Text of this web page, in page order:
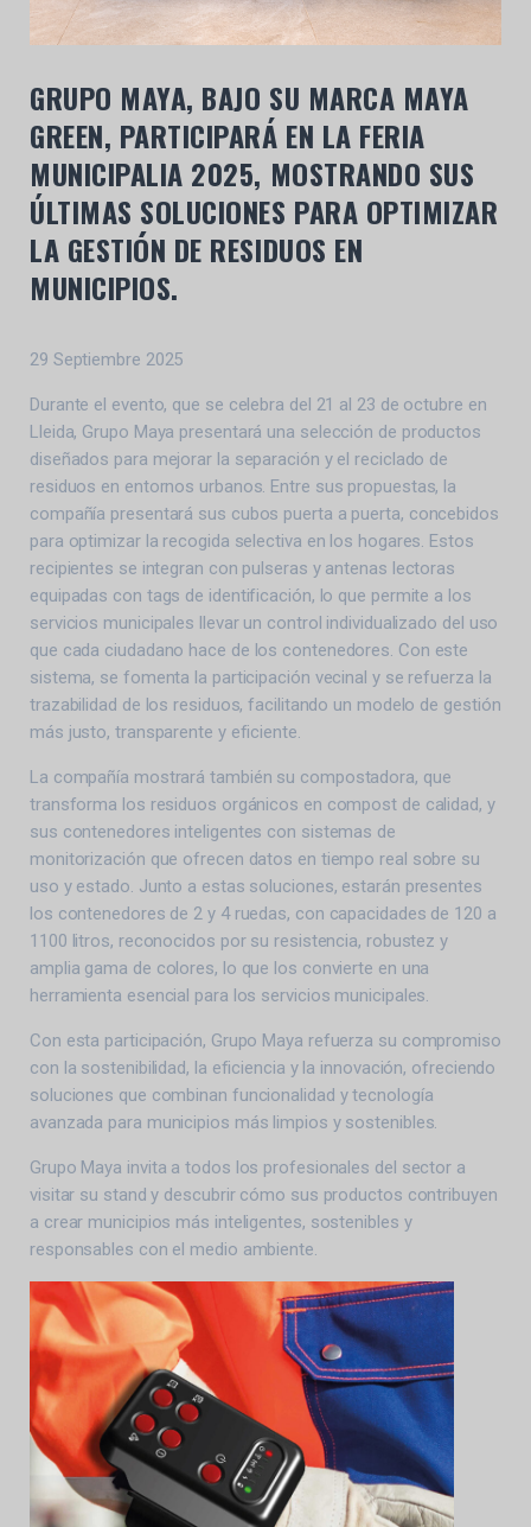
GRUPO MAYA, BAJO SU MARCA MAYA
GREEN, PARTICIPARÁ EN LA FERIA
MUNICIPALIA 2025, MOSTRANDO SUS
ÚLTIMAS SOLUCIONES PARA OPTIMIZAR
LA GESTIÓN DE RESIDUOS EN
MUNICIPIOS.
29 Septiembre 2025
Durante el evento, que se celebra del 21 al 23 de octubre en
Lleida, Grupo Maya presentará una selección de productos
diseñados para mejorar la separación y el reciclado de
residuos en entornos urbanos. Entre sus propuestas, la
compañía presentará sus cubos puerta a puerta, concebidos
para optimizar la recogida selectiva en los hogares. Estos
recipientes se integran con pulseras y antenas lectoras
equipadas con tags de identificación, lo que permite a los
servicios municipales llevar un control individualizado del uso
que cada ciudadano hace de los contenedores. Con este
sistema, se fomenta la participación vecinal y se refuerza la
trazabilidad de los residuos, facilitando un modelo de gestión
más justo, transparente y eficiente.
La compañía mostrará también su compostadora, que
transforma los residuos orgánicos en compost de calidad, y
sus contenedores inteligentes con sistemas de
monitorización que ofrecen datos en tiempo real sobre su
uso y estado. Junto a estas soluciones, estarán presentes
los contenedores de 2 y 4 ruedas, con capacidades de 120 a
1100 litros, reconocidos por su resistencia, robustez y
amplia gama de colores, lo que los convierte en una
herramienta esencial para los servicios municipales.
Con esta participación, Grupo Maya refuerza su compromiso
con la sostenibilidad, la eficiencia y la innovación, ofreciendo
soluciones que combinan funcionalidad y tecnología
avanzada para municipios más limpios y sostenibles.
Grupo Maya invita a todos los profesionales del sector a
visitar su stand y descubrir cómo sus productos contribuyen
a crear municipios más inteligentes, sostenibles y
responsables con el medio ambiente.